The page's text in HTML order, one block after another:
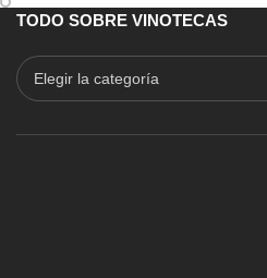
TODO SOBRE VINOTECAS